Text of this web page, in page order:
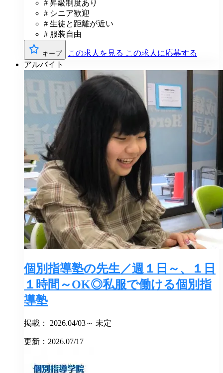
# 昇級制度あり
# シニア歓迎
# 生徒と距離が近い
# 服装自由
キープ この求人を見る この求人に応募する
アルバイト
個別指導塾の先生／週１日～、１日
１時間～OK◎私服で働ける個別指
導塾
掲載： 2026.04/03～ 未定
更新：2026.07/17